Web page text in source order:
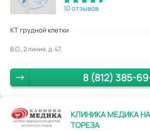
10 отзывов
КТ грудной клетки
В.О., 2 линия, д. 47.
8 (812) 385-
КЛИНИКА МЕДИКА
ТОРЕЗА